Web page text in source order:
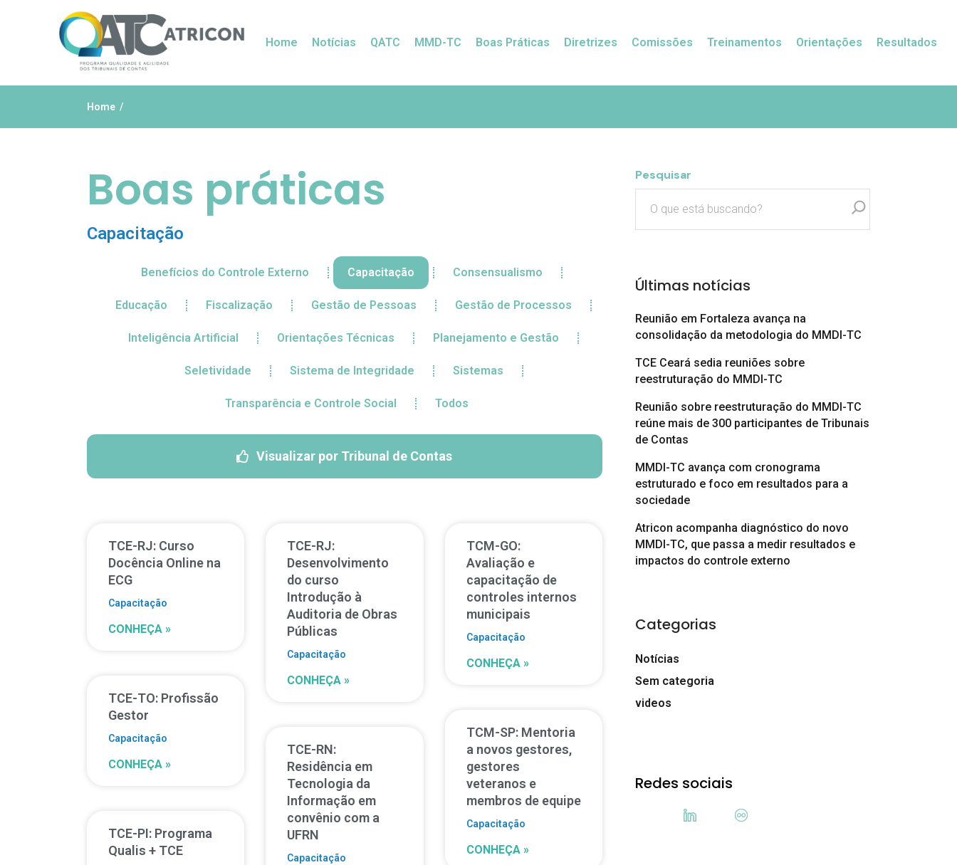
Home Notícias QATC MMD-TC Boas Práticas Diretrizes Comissões Treinamentos Orientações Resultados
Home
Boas práticas
Capacitação
Benefícios do Controle Externo Capacitação Consensualismo
Educação Fiscalização Gestão de Pessoas Gestão de Processos
Inteligência Artificial Orientações Técnicas Planejamento e Gestão
Seletividade Sistema de Integridade Sistemas
Transparência e Controle Social Todos
Visualizar por Tribunal de Contas
TCE-RJ: Curso
Docência Online na
ECG
Capacitação
CONHEÇA »
TCE-RJ:
Desenvolvimento
do curso
Introdução à
Auditoria de Obras
Públicas
Capacitação
CONHEÇA »
TCM-GO:
Avaliação e
capacitação de
controles internos
municipais
Capacitação
CONHEÇA »
TCE-TO: Profissão
Gestor
Capacitação
CONHEÇA »
TCE-RN:
Residência em
Tecnologia da
Informação em
convênio com a
UFRN
Capacitação
TCM-SP: Mentoria
a novos gestores,
gestores
veteranos e
membros de equipe
Capacitação
CONHEÇA »
TCE-PI: Programa
Qualis + TCE
Pesquisar
Últimas notícias
Reunião em Fortaleza avança na
consolidação da metodologia do MMDI-TC
TCE Ceará sedia reuniões sobre
reestruturação do MMDI-TC
Reunião sobre reestruturação do MMDI-TC
reúne mais de 300 participantes de Tribunais
de Contas
MMDI-TC avança com cronograma
estruturado e foco em resultados para a
sociedade
Atricon acompanha diagnóstico do novo
MMDI-TC, que passa a medir resultados e
impactos do controle externo
Categorias
Notícias
Sem categoria
videos
Redes sociais